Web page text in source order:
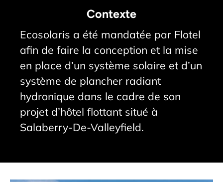
Contexte
Ecosolaris a été mandatée par Flotel
afin de faire la conception et la mise
en place d’un système solaire et d’un
système de plancher radiant
hydronique dans le cadre de son
projet d’hôtel flottant situé à
Salaberry-De-Valleyfield.